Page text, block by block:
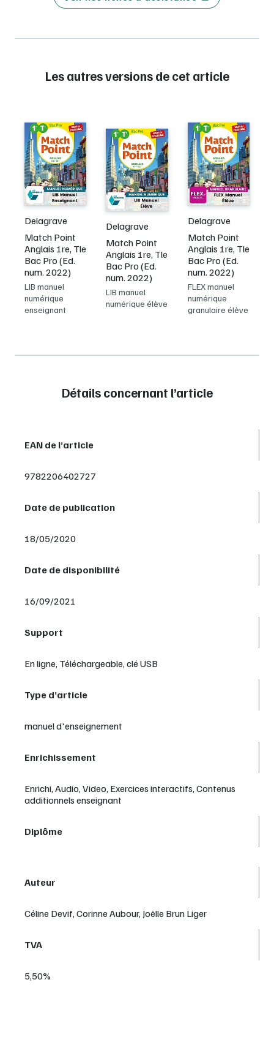
Les autres versions de cet article
Delagrave
Match Point
Anglais 1re, Tle
Bac Pro (Ed.
num. 2022)
LIB manuel
numérique
enseignant
Delagrave
Match Point
Anglais 1re, Tle
Bac Pro (Ed.
num. 2022)
LIB manuel
numérique élève
Delagrave
Match Point
Anglais 1re, Tle
Bac Pro (Ed.
num. 2022)
FLEX manuel
numérique
granulaire élève
Détails concernant l’article
EAN de l’article
9782206402727
Date de publication
18/05/2020
Date de disponibilité
16/09/2021
Support
En ligne, Téléchargeable, clé USB
Type d’article
manuel d'enseignement
Enrichissement
Enrichi, Audio, Video, Exercices interactifs, Contenus
additionnels enseignant
Diplôme
Auteur
Céline Devif, Corinne Aubour, Joëlle Brun Liger
TVA
5,50%